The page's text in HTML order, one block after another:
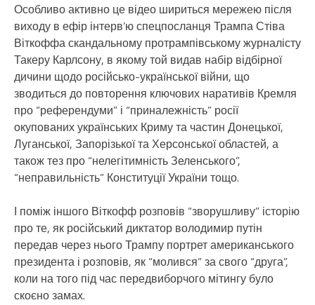
Особливо активно це відео шириться мережею після
виходу в ефір інтерв’ю спецпосланця Трампа Стіва
Віткоффа скандальному протрампівському журналісту
Такеру Карлсону, в якому той видав набір відбірної
дичини щодо російсько-української війни, що
зводиться до повторення ключових наративів Кремля
про “референдуми” і “приналежність” росії
окупованих українських Криму та частин Донецької,
Луганської, Запорізької та Херсонської областей, а
також тез про “нелегітимність Зеленського”,
“неправильність” Конституції України тощо.
І поміж іншого Віткофф розповів “зворушливу” історію
про те, як російський диктатор володимир путін
передав через нього Трампу портрет американського
президента і розповів, як “молився” за свого “друга”,
коли на того під час передвиборчого мітингу було
скоєно замах.